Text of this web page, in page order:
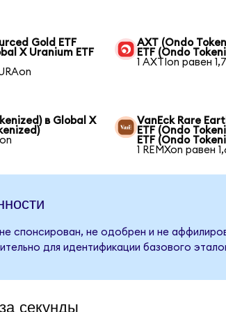
Gold ETF
X Uranium ETF
AXT (Ondo
ETF (Ondo
1 AXTIon равен
в Global X
VanEck Rare
ETF (Ondo
ETF (Ondo
1 REMXon равен
спонсирован, не одобрен и не
для идентификации базового
секунды